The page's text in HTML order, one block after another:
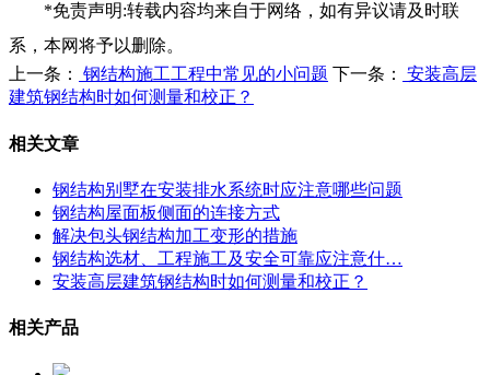
*免责声明:转载内容均来自于网络，如有异议请及时联
系，本网将予以删除。
上一条：
钢结构施工工程中常见的小问题 下一条：
安装高层
建筑钢结构时如何测量和校正？
相关文章
钢结构别墅在安装排水系统时应注意哪些问题
钢结构屋面板侧面的连接方式
解决包头钢结构加工变形的措施
钢结构选材、工程施工及安全可靠应注意什…
安装高层建筑钢结构时如何测量和校正？
相关产品